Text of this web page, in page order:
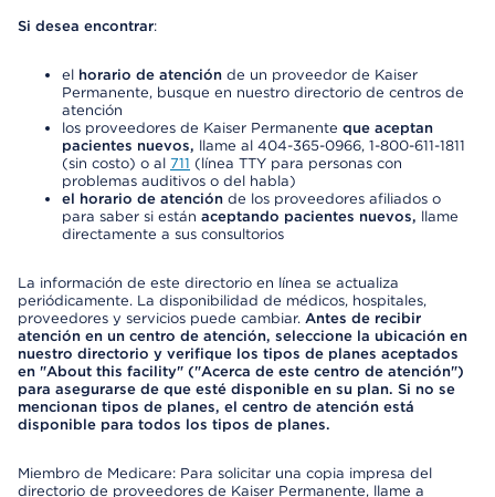
Si desea encontrar:
el horario de atención de un proveedor de Kaiser
Permanente, busque en nuestro directorio de centros de
atención
los proveedores de Kaiser Permanente que aceptan
pacientes nuevos, llame al 404-365-0966, 1-800-611-1811
(sin costo) o al 711 (línea TTY para personas con
problemas auditivos o del habla)
el horario de atención de los proveedores afiliados o
para saber si están aceptando pacientes nuevos, llame
directamente a sus consultorios
La información de este directorio en línea se actualiza
periódicamente. La disponibilidad de médicos, hospitales,
proveedores y servicios puede cambiar. Antes de recibir
atención en un centro de atención, seleccione la ubicación en
nuestro directorio y verifique los tipos de planes aceptados
en "About this facility" ("Acerca de este centro de atención")
para asegurarse de que esté disponible en su plan. Si no se
mencionan tipos de planes, el centro de atención está
disponible para todos los tipos de planes.
Miembro de Medicare: Para solicitar una copia impresa del
directorio de proveedores de Kaiser Permanente, llame a